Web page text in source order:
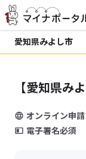
愛知県みよし市
【愛知県み
オンライン申請
電子署名必須